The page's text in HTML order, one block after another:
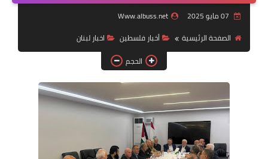
المناسبات الإجتماعية
لك سيدتي
Www.albuss.net
الصفحة الرئيسية
أخبار فلسطين
اخبار لبنان
الحجم